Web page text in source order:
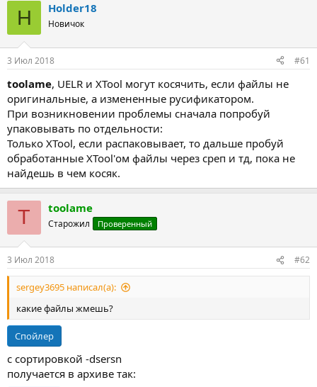
е
м
ы
ч
а
а
H Holder18
Новичок
3 Июл 2018 #61
toolame, UELR и XTool могут косячить, если файлы не
оригинальные, а измененные русификатором.
При возникновении проблемы сначала попробуй
упаковывать по отдельности:
Только XTool, если распаковывает, то дальше пробуй
обработанные XTool'ом файлы через среп и тд, пока не
найдешь в чем косяк.
T toolame
Старожил Проверенный
3 Июл 2018 #62
sergey3695 написал(а):
какие файлы жмешь?
Спойлер
с сортировкой -dsersn
получается в архиве так: